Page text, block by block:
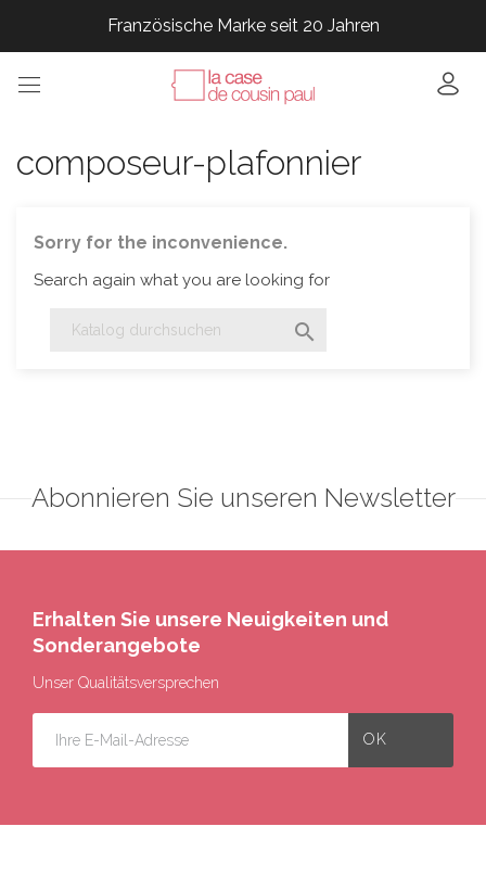
Französische Marke seit 20 Jahren
Französische Marke seit 20 Jahren
Französische Marke seit 20 Jahren
composeur-plafonnier
Sorry for the inconvenience.
Search again what you are looking for

Abonnieren Sie unseren Newsletter
Erhalten Sie unsere Neuigkeiten und
Sonderangebote
Unser Qualitätsversprechen